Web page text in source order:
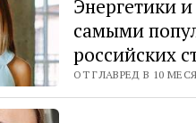
Энергетики
самыми
российских
ОТ ГЛАВРЕД В 10